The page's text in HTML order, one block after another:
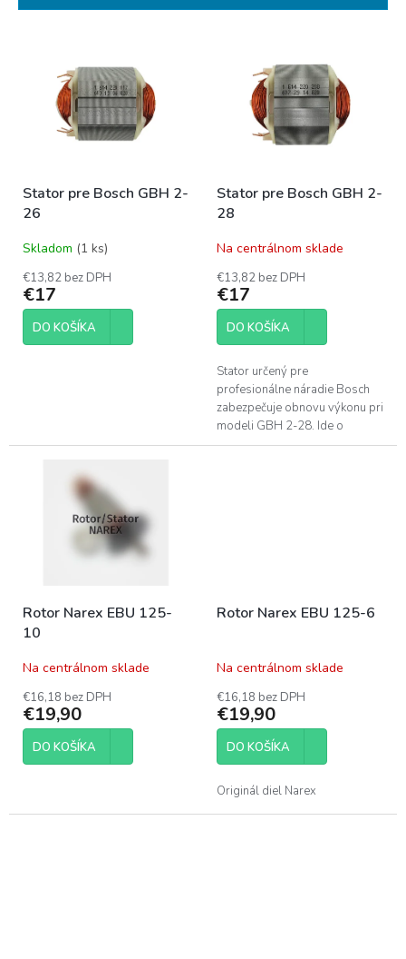
i
o
vd
u
t
o
v
Stator pre Bosch GBH 2-
26
Skladom (1 ks)
€13,82 bez DPH
€17
DO KOŠÍKA
Stator pre Bosch GBH 2-
28
Na centrálnom sklade
€13,82 bez DPH
€17
DO KOŠÍKA
Stator určený pre
profesionálne náradie Bosch
zabezpečuje obnovu výkonu pri
modeli GBH 2-28. Ide o
originálny náhradný diel, ktorý
Rotor Narex EBU 125-
10
Na centrálnom sklade
€16,18 bez DPH
€19,90
DO KOŠÍKA
Rotor Narex EBU 125-6
Na centrálnom sklade
€16,18 bez DPH
€19,90
DO KOŠÍKA
Originál diel Narex